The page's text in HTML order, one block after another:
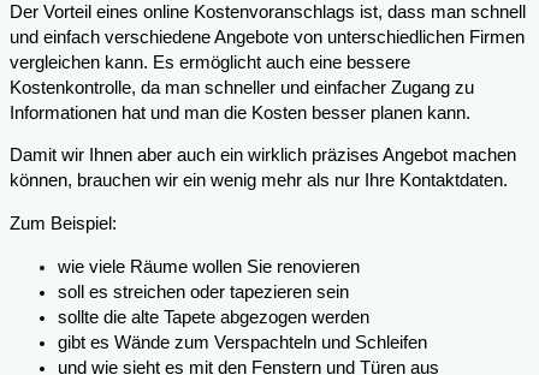
Der Vorteil eines online Kostenvoranschlags ist, dass man schnell
und einfach verschiedene Angebote von unterschiedlichen Firmen
vergleichen kann. Es ermöglicht auch eine bessere
Kostenkontrolle, da man schneller und einfacher Zugang zu
Informationen hat und man die Kosten besser planen kann.
Damit wir Ihnen aber auch ein wirklich präzises Angebot machen
können, brauchen wir ein wenig mehr als nur Ihre Kontaktdaten.
Zum Beispiel:
wie viele Räume wollen Sie renovieren
soll es streichen oder tapezieren sein
sollte die alte Tapete abgezogen werden
gibt es Wände zum Verspachteln und Schleifen
und wie sieht es mit den Fenstern und Türen aus